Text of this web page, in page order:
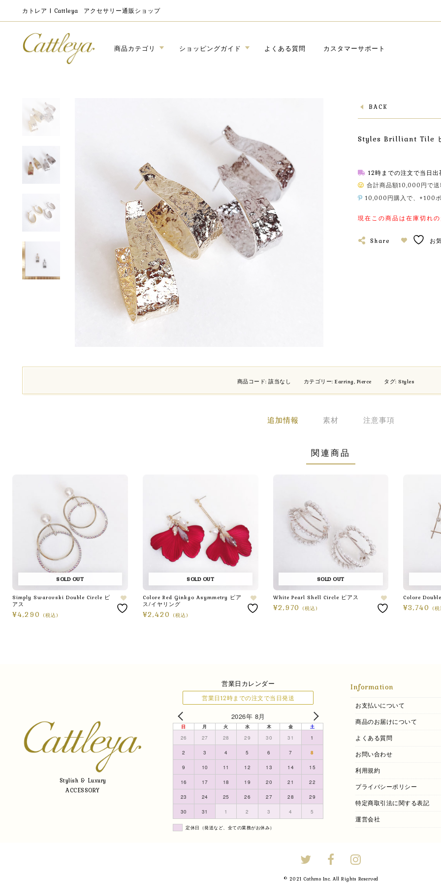
カトレア | Cattleya アクセサリー通販ショップ
商品カテゴリ ショッピングガイド よくある質問 カスタマーサポート
BACK
Styles Brilliant Tile
12時までの注文で当日出
合計商品額10,000円で送
10,000円購入で、+100ポ
現在この商品は在庫切れ
Share お
商品コード:該当なし カテゴリー:Earring, Pierce タグ: Styles
追加情報 素材 注意事項
関連商品
SOLD OUT
Simply Swarovski Double Circle ピ
アス
¥4,290 (税込)
SOLD OUT
Colore Red Ginkgo Asymmetry ピア
ス/イヤリング
¥2,420 (税込)
SOLD OUT
White Pearl Shell Circle ピアス
¥2,970 (税込)
Colore
¥3,740 (
Stylish & Luxury
ACCESSORY
営業日カレンダー
営業日12時までの注文で当日発送
2026年 8月
日 月 火 水 木 金 土
26 27 28 29 30 31 1
2 3 4 5 6 7 8
9 10 11 12 13 14 15
16 17 18 19 20 21 22
23 24 25 26 27 28 29
30 31 1 2 3 4 5
定休日（発送など、全ての業務がお休み）
Information
お支払いについて
商品のお届けについて
よくある質問
お問い合わせ
利用規約
プライバシーポリシー
特定商取引法に関する表記
運営会社
© 2021 Cathmo Inc. All Rights Reserved